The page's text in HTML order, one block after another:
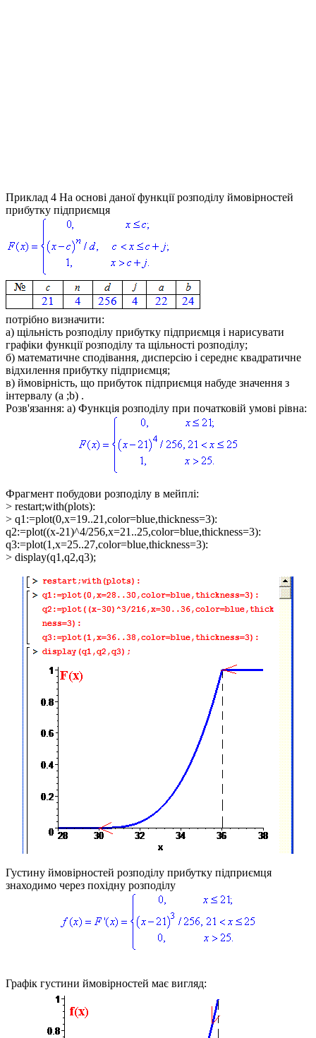
Приклад 4 На основі даної функції розподілу ймовірностей
прибутку підприємця
потрібно визначити:
а) щільність розподілу прибутку підприємця і нарисувати
графіки функції розподілу та щільності розподілу;
б) математичне сподівання, дисперсію і середнє квадратичне
відхилення прибутку підприємця;
в) ймовірність, що прибуток підприємця набуде значення з
інтервалу (a ;b) .
Розв'язання: а) Функція розподілу при початковій умові рівна:
Фрагмент побудови розподілу в мейплі:
> restart;with(plots):
> q1:=plot(0,x=19..21,color=blue,thickness=3):
q2:=plot((x-21)^4/256,x=21..25,color=blue,thickness=3):
q3:=plot(1,x=25..27,color=blue,thickness=3):
> display(q1,q2,q3);
Густину ймовірностей розподілу прибутку підприємця
знаходимо через похідну розподілу
Графік густини ймовірностей має вигляд: